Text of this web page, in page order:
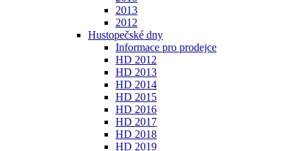
2013
2012
Hustopečské dny
Informace pro prodejce
HD 2012
HD 2013
HD 2014
HD 2015
HD 2016
HD 2017
HD 2018
HD 2019